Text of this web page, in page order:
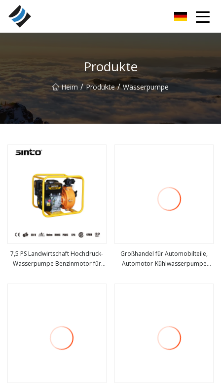
Produkte
Heim / Produkte / Wasserpumpe
7,5 PS Landwirtschaft Hochdruck-
Wasserpumpe Benzinmotor für
Großhandel für Automobilteile,
Automotor-Kühlwasserpumpe